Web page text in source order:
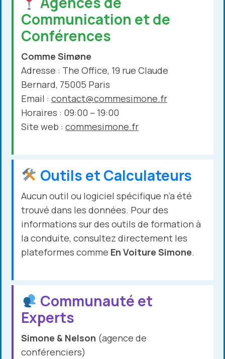
Communication et de
Conférences
Comme Simøne
Adresse : The Office, 19 rue Claude
Bernard, 75005 Paris
Email : contact@commesimone.fr
Horaires : 09:00 – 19:00
Site web : commesimone.fr
Outils et Calculateurs
Aucun outil ou logiciel spécifique n’a été
trouvé dans les données. Pour des
informations sur des outils de formation à
la conduite, consultez directement les
plateformes comme En Voiture Simone.
Communauté et
Experts
Simone & Nelson (agence de
conférenciers)